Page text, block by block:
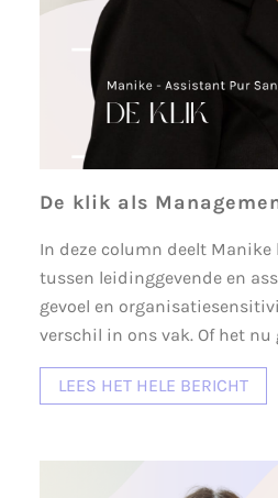
De klik als
In deze column deelt
tussen leidinggevende en
gevoel en
verschil in ons vak. Of het nu
LEES HET HELE BERICHT